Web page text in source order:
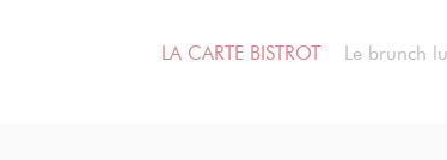
LA CARTE BISTROT Le brunch